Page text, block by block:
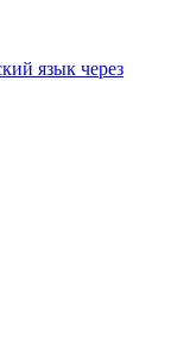
язык через